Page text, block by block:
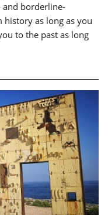
and borderline-
as long as you
to the past as long